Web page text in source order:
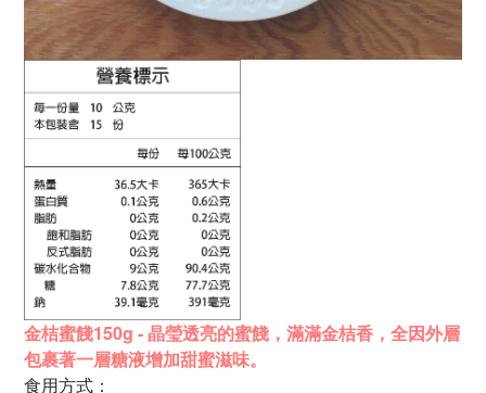
金桔蜜餞150g - 晶瑩透亮的蜜餞， 滿滿金桔香， 全因外層
包裹著一層糖液增加甜蜜滋味。
食用方式：